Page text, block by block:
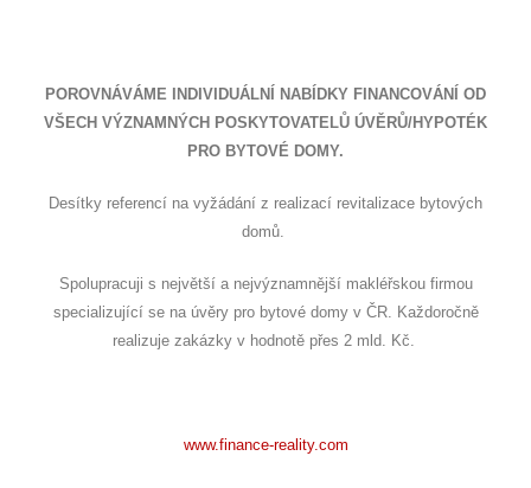
POROVNÁVÁME INDIVIDUÁLNÍ NABÍDKY FINANCOVÁNÍ OD
VŠECH VÝZNAMNÝCH POSKYTOVATELŮ ÚVĚRŮ/HYPOTÉK
PRO BYTOVÉ DOMY.
Desítky referencí na vyžádání z realizací revitalizace bytových
domů.
Spolupracuji s největší a nejvýznamnější makléřskou firmou
specializující se na úvěry pro bytové domy v ČR. Každoročně
realizuje zakázky v hodnotě přes 2 mld. Kč.
www.finance-reality.com